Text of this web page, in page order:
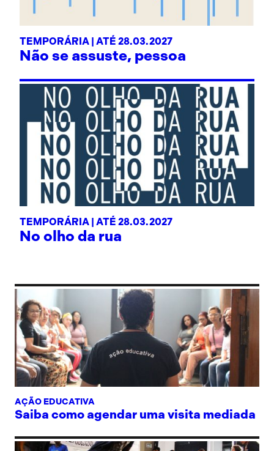
TEMPORÁRIA | ATÉ 28.03.2027
Não se assuste, pessoa
TEMPORÁRIA | ATÉ 28.03.2027
No olho da rua
AÇÃO EDUCATIVA
Saiba como agendar uma visita mediada